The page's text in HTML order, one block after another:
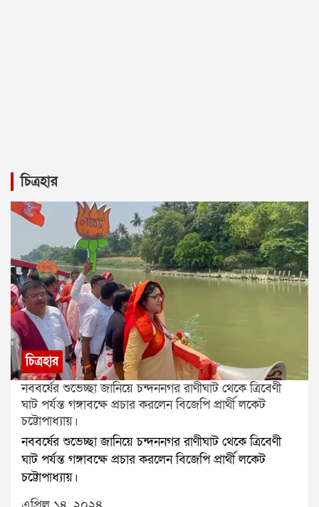
চিত্রহার
চিত্রহার
নববর্ষের শুভেচ্ছা জানিয়ে চন্দননগর রাণীঘাট থেকে ত্রিবেণী
ঘাট পর্যন্ত গঙ্গাবক্ষে প্রচার করলেন বিজেপি প্রার্থী লকেট
চট্টোপাধ্যায়।
নববর্ষের শুভেচ্ছা জানিয়ে চন্দননগর রাণীঘাট থেকে ত্রিবেণী
ঘাট পর্যন্ত গঙ্গাবক্ষে প্রচার করলেন বিজেপি প্রার্থী লকেট
চট্টোপাধ্যায়।